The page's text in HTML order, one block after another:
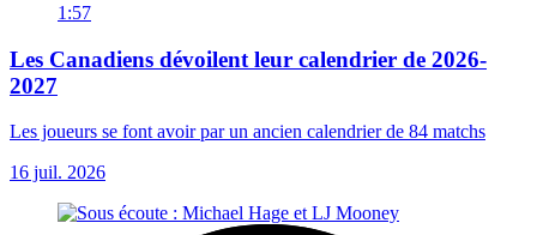
1:57
Les Canadiens dévoilent leur calendrier de 2026-
2027
Les joueurs se font avoir par un ancien calendrier de 84 matchs
16 juil. 2026